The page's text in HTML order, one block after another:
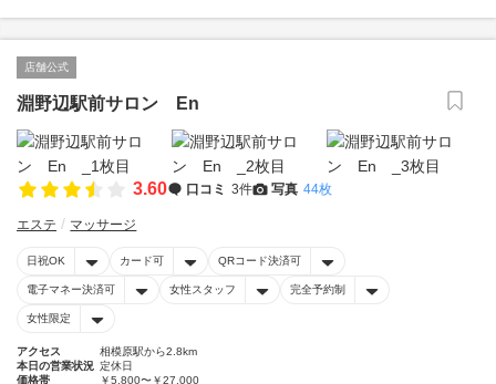
店舗公式
淵野辺駅前サロン En
3.60 口コミ 3件 写真 44枚
エステ マッサージ
日祝OK カード可 QRコード決済可
電子マネー決済可 女性スタッフ 完全予約制
女性限定
アクセス
相模原駅から2.8km
本日の営業状況 定休日
価格帯
￥5,800〜￥27,000